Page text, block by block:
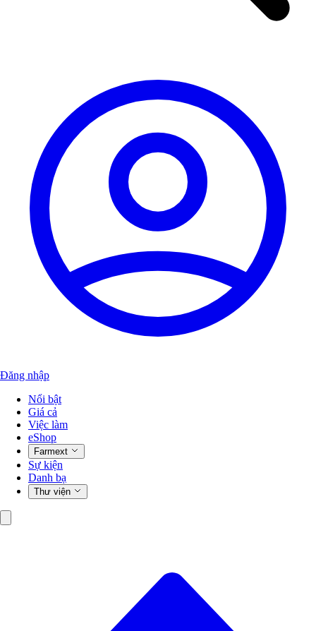
Đăng nhập
Nổi bật
Giá cả
Việc làm
eShop
Farmext
Sự kiện
Danh bạ
Thư viện